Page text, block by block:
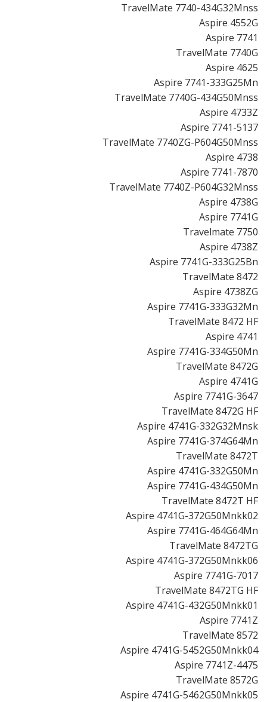
TravelMate 7740-434G32Mnss
Aspire 4552G
Aspire 7741
TravelMate 7740G
Aspire 4625
Aspire 7741-333G25Mn
TravelMate 7740G-434G50Mnss
Aspire 4733Z
Aspire 7741-5137
TravelMate 7740ZG-P604G50Mnss
Aspire 4738
Aspire 7741-7870
TravelMate 7740Z-P604G32Mnss
Aspire 4738G
Aspire 7741G
Travelmate 7750
Aspire 4738Z
Aspire 7741G-333G25Bn
TravelMate 8472
Aspire 4738ZG
Aspire 7741G-333G32Mn
TravelMate 8472 HF
Aspire 4741
Aspire 7741G-334G50Mn
TravelMate 8472G
Aspire 4741G
Aspire 7741G-3647
TravelMate 8472G HF
Aspire 4741G-332G32Mnsk
Aspire 7741G-374G64Mn
TravelMate 8472T
Aspire 4741G-332G50Mn
Aspire 7741G-434G50Mn
TravelMate 8472T HF
Aspire 4741G-372G50Mnkk02
Aspire 7741G-464G64Mn
TravelMate 8472TG
Aspire 4741G-372G50Mnkk06
Aspire 7741G-7017
TravelMate 8472TG HF
Aspire 4741G-432G50Mnkk01
Aspire 7741Z
TravelMate 8572
Aspire 4741G-5452G50Mnkk04
Aspire 7741Z-4475
TravelMate 8572G
Aspire 4741G-5462G50Mnkk05